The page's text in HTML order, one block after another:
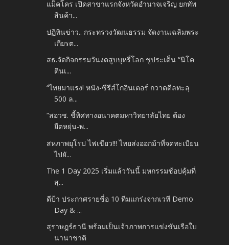
แม็คโคร เปิดสาขาแรก​จังหวัดอำนาจเจริญ​ ยกทัพ
สินค้า...
ปฏิทินข่าว.. กระทรวงวัฒนธรรม จัดงานเฉลิมพระ
เกียรต...
สธ.จัดกิจกรรมวันงดสูบบุหรี่โลก ชูประเด็น “นิโค
ตินเ...
“ไทยมาแรง! หนัง-ซีรีส์โกอินเตอร์ กวาดดีลทะลุ
500 ล...
“สอวช. ชี้ทิศทางอนาคตมหาวิทยาลัยไทย ต้อง
ยืดหยุ่น-พ...
สหภาพยุโรป ไฟเขียว!!! ไทยส่งออกม้าที่จดทะเบียน
ไปยั...
The 1 Day 2025 เริ่มแล้ววันนี้ มหกรรมช้อปคุ้มที่
สุ...
ดีป้า ประกาศรายชื่อ 10 ทีมแกร่งจากเวที Demo
Day & ...
สุราษฎร์ธานี พร้อมเป็นเจ้าภาพการแข่งขันเรือใบ
นานาชาติ